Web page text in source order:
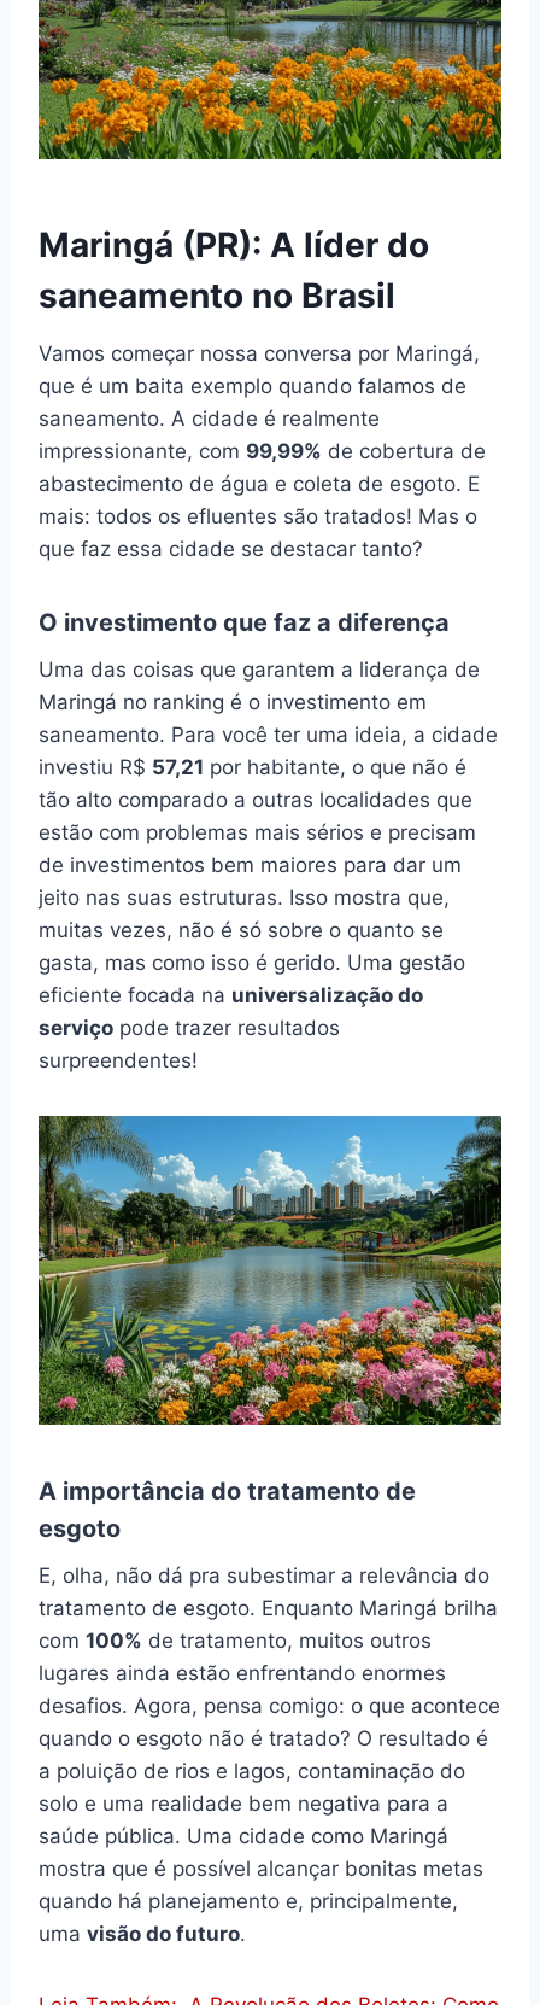
Maringá (PR): A líder do
saneamento no Brasil
Vamos começar nossa conversa por Maringá,
que é um baita exemplo quando falamos de
saneamento. A cidade é realmente
impressionante, com 99,99% de cobertura de
abastecimento de água e coleta de esgoto. E
mais: todos os efluentes são tratados! Mas o
que faz essa cidade se destacar tanto?
O investimento que faz a diferença
Uma das coisas que garantem a liderança de
Maringá no ranking é o investimento em
saneamento. Para você ter uma ideia, a cidade
investiu R$ 57,21 por habitante, o que não é
tão alto comparado a outras localidades que
estão com problemas mais sérios e precisam
de investimentos bem maiores para dar um
jeito nas suas estruturas. Isso mostra que,
muitas vezes, não é só sobre o quanto se
gasta, mas como isso é gerido. Uma gestão
eficiente focada na universalização do
serviço pode trazer resultados
surpreendentes!
A importância do tratamento de
esgoto
E, olha, não dá pra subestimar a relevância do
tratamento de esgoto. Enquanto Maringá brilha
com 100% de tratamento, muitos outros
lugares ainda estão enfrentando enormes
desafios. Agora, pensa comigo: o que acontece
quando o esgoto não é tratado? O resultado é
a poluição de rios e lagos, contaminação do
solo e uma realidade bem negativa para a
saúde pública. Uma cidade como Maringá
mostra que é possível alcançar bonitas metas
quando há planejamento e, principalmente,
uma visão do futuro.